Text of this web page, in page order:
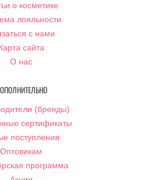
о косметике
лояльности
с нами
сайта
О нас
(бренды)
сертификаты
поступления
Оптовикам
программа